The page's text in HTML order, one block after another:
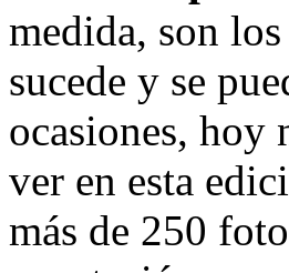
medida, son
sucede y se
ocasiones, hoy
ver en esta
más de 250